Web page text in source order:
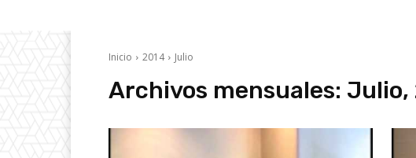
Inicio 2014 Julio
Archivos mensuales: Julio,